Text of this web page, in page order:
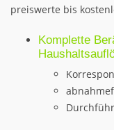
preiswerte bis
Komplette